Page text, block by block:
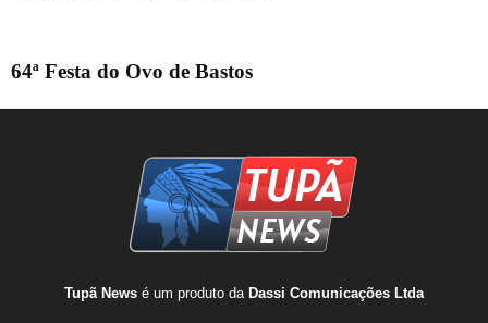
64ª Festa do Ovo de Bastos
Tupã News é um produto da Dassi Comunicações Ltda